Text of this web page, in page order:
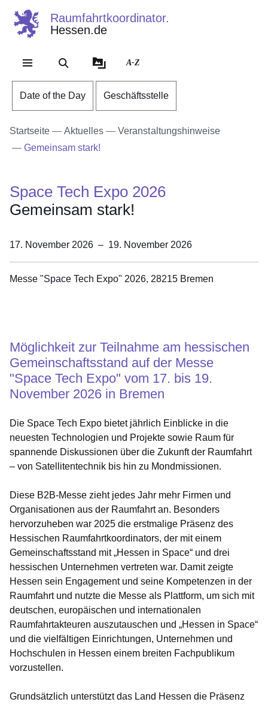
Raumfahrtkoordinator.
Hessen.de
A-Z
Date of the Day Geschäftsstelle
Startseite Aktuelles
Veranstaltungshinweise
Gemeinsam stark!
Space Tech Expo 2026
Gemeinsam stark!
17. November 2026 – 19. November 2026
Messe "Space Tech Expo" 2026, 28215 Bremen
Möglichkeit zur Teilnahme am hessischen
Gemeinschaftsstand auf der Messe
"Space Tech Expo" vom 17. bis 19.
November 2026 in Bremen
Die Space Tech Expo bietet jährlich Einblicke in die
neuesten Technologien und Projekte sowie Raum für
spannende Diskussionen über die Zukunft der Raumfahrt
– von Satellitentechnik bis hin zu Mondmissionen.
Diese B2B-Messe zieht jedes Jahr mehr Firmen und
Organisationen aus der Raumfahrt an. Besonders
hervorzuheben war 2025 die erstmalige Präsenz des
Hessischen Raumfahrtkoordinators, der mit einem
Gemeinschaftsstand mit „Hessen in Space“ und drei
hessischen Unternehmen vertreten war. Damit zeigte
Hessen sein Engagement und seine Kompetenzen in der
Raumfahrt und nutzte die Messe als Plattform, um sich mit
deutschen, europäischen und internationalen
Raumfahrtakteuren auszutauschen und „Hessen in Space“
und die vielfältigen Einrichtungen, Unternehmen und
Hochschulen in Hessen einem breiten Fachpublikum
vorzustellen.
Grundsätzlich unterstützt das Land Hessen die Präsenz